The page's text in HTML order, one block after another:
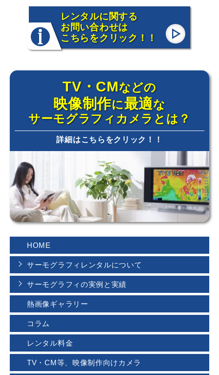
レンタルに関する
お問い合わせは
こちらをクリック！！
TV・CMなどの
映像制作に最適な
サーモグラフィカメラとは？
詳細はこちらをクリック！！
HOME
サーモグラフィレンタルについて
サーモグラフィの実例と実績
熱画像ギャラリー
コラム
レンタル料金
TV・CM等、映像制作向けカメラ